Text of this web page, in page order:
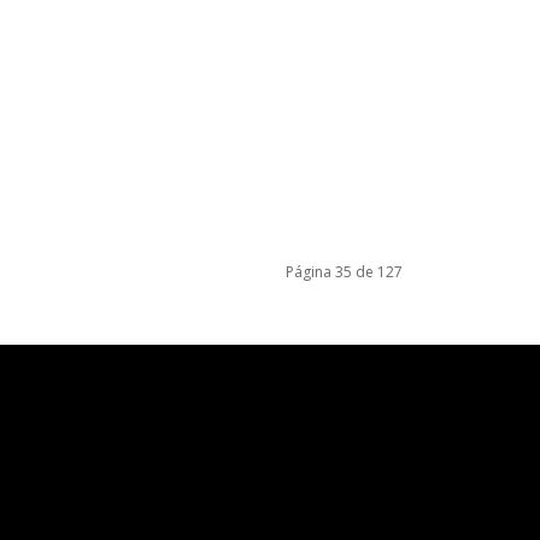
Página 35 de 127